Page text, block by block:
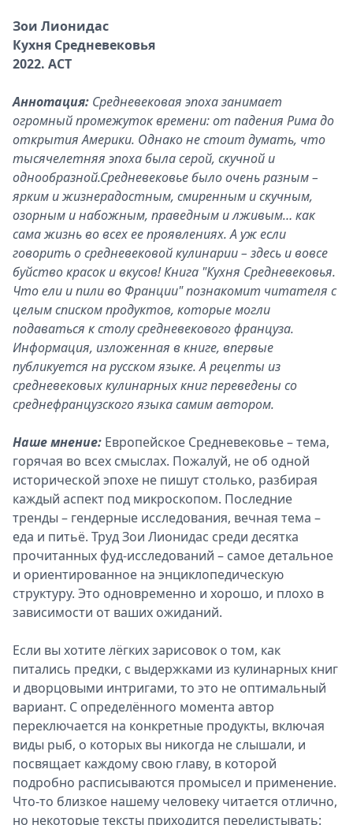
Зои Лионидас
Кухня Средневековья
2022. АСТ
Аннотация: Средневековая эпоха занимает
огромный промежуток времени: от падения Рима до
открытия Америки. Однако не стоит думать, что
тысячелетняя эпоха была серой, скучной и
однообразной.Средневековье было очень разным –
ярким и жизнерадостным, смиренным и скучным,
озорным и набожным, праведным и лживым… как
сама жизнь во всех ее проявлениях. А уж если
говорить о средневековой кулинарии – здесь и вовсе
буйство красок и вкусов! Книга "Кухня Средневековья.
Что ели и пили во Франции" познакомит читателя с
целым списком продуктов, которые могли
подаваться к столу средневекового француза.
Информация, изложенная в книге, впервые
публикуется на русском языке. А рецепты из
средневековых кулинарных книг переведены со
среднефранцузского языка самим автором.
Наше мнение: Европейское Средневековье – тема,
горячая во всех смыслах. Пожалуй, не об одной
исторической эпохе не пишут столько, разбирая
каждый аспект под микроскопом. Последние
тренды – гендерные исследования, вечная тема –
еда и питьё. Труд Зои Лионидас среди десятка
прочитанных фуд-исследований – самое детальное
и ориентированное на энциклопедическую
структуру. Это одновременно и хорошо, и плохо в
зависимости от ваших ожиданий.
Если вы хотите лёгких зарисовок о том, как
питались предки, с выдержками из кулинарных книг
и дворцовыми интригами, то это не оптимальный
вариант. С определённого момента автор
переключается на конкретные продукты, включая
виды рыб, о которых вы никогда не слышали, и
посвящает каждому свою главу, в которой
подробно расписываются промысел и применение.
Что-то близкое нашему человеку читается отлично,
но некоторые тексты приходится перелистывать: